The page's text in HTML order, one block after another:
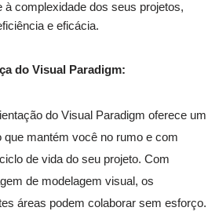
à complexidade dos seus projetos,
e eficácia.
do Visual Paradigm:
do Visual Paradigm oferece um
mantém você no rumo e com
de vida do seu projeto. Com
de modelagem visual, os
áreas podem colaborar sem esforço.